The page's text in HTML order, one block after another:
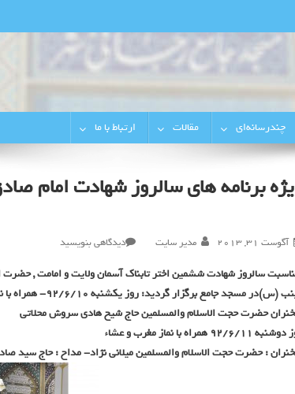
چندرسانه‌ای مقالات ارتباط با ما
برنامه های سالروز شهادت امام
آگوست 31, 2013 مدیر سایت دیدگاهی بنویسید
برنامه
های
سالروز
امام
صادق
(ع)
سالروز شهادت ششمین اختر تابناک آسمان ولایت و امامت ,
(س)در مسجد جامع برگزار گردید: روز یکشنبه 92/6/10- همراه با نماز مغرب و عشاء
حضرت حجت الاسلام والمسلمین حاج شیخ هادی سروش محلاتی
92/6/11 همراه با نماز مغرب و عشاء
: حضرت حجت الاسلام والمسلمین میلانی نژاد- مداح : حاج سید